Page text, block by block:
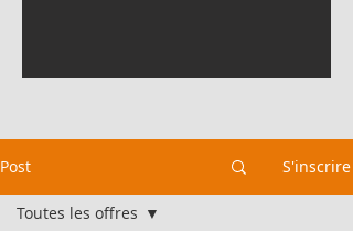
Post S'inscrire
Toutes les offres